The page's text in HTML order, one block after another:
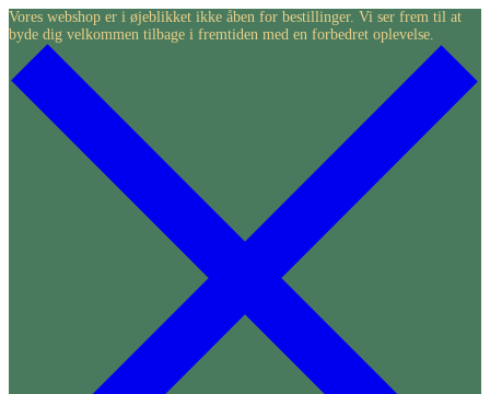
Skip
to
content
Vores webshop er i øjeblikket ikke åben for bestillinger. Vi ser frem til at
byde dig velkommen tilbage i fremtiden med en forbedret oplevelse.